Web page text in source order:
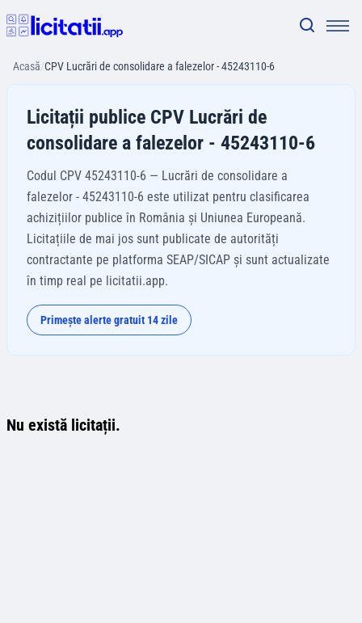
Acasă/CPV Lucrări de consolidare a falezelor - 45243110-6
Licitații publice CPV Lucrări de
consolidare a falezelor - 45243110-6
Codul CPV 45243110-6 — Lucrări de consolidare a
falezelor - 45243110-6 este utilizat pentru clasificarea
achizițiilor publice în România și Uniunea Europeană.
Licitațiile de mai jos sunt publicate de autorități
contractante pe platforma SEAP/SICAP și sunt actualizate
în timp real pe licitatii.app.
Primește alerte gratuit 14 zile
Nu există licitații.